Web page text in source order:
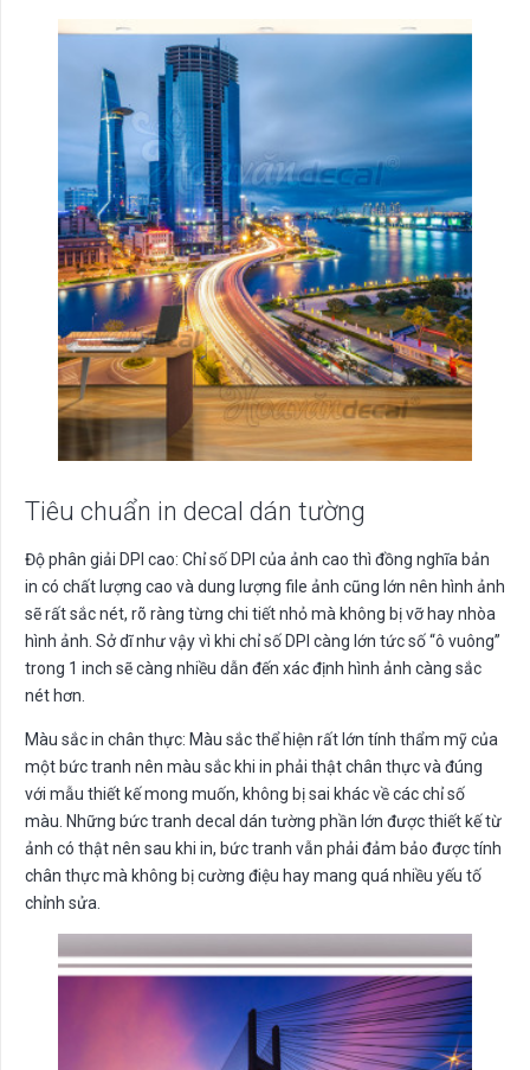
Tiêu chuẩn in decal dán tường
Độ phân giải DPI cao: Chỉ số DPI của ảnh cao thì đồng nghĩa bản
in có chất lượng cao và dung lượng file ảnh cũng lớn nên hình ảnh
sẽ rất sắc nét, rõ ràng từng chi tiết nhỏ mà không bị vỡ hay nhòa
hình ảnh. Sở dĩ như vậy vì khi chỉ số DPI càng lớn tức số “ô vuông”
trong 1 inch sẽ càng nhiều dẫn đến xác định hình ảnh càng sắc
nét hơn.
Màu sắc in chân thực: Màu sắc thể hiện rất lớn tính thẩm mỹ của
một bức tranh nên màu sắc khi in phải thật chân thực và đúng
với mẫu thiết kế mong muốn, không bị sai khác về các chỉ số
màu. Những bức tranh decal dán tường phần lớn được thiết kế từ
ảnh có thật nên sau khi in, bức tranh vẫn phải đảm bảo được tính
chân thực mà không bị cường điệu hay mang quá nhiều yếu tố
chỉnh sửa.